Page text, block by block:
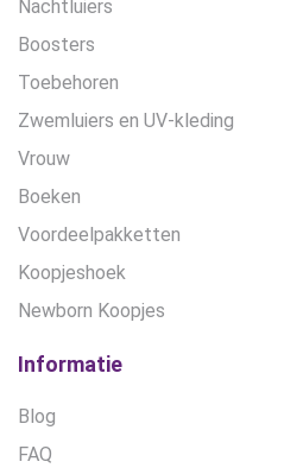
Nachtluiers
Boosters
Toebehoren
Zwemluiers en UV-kleding
Vrouw
Boeken
Voordeelpakketten
Koopjeshoek
Newborn Koopjes
Informatie
Blog
FAQ